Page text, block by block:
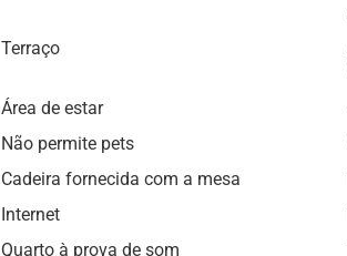
Terraço
Área de estar
Não permite pets
Cadeira fornecida com a mesa
Internet
Quarto à prova de som